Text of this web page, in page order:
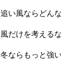
追い風ならどん
風だけを考える
冬ならもっと強